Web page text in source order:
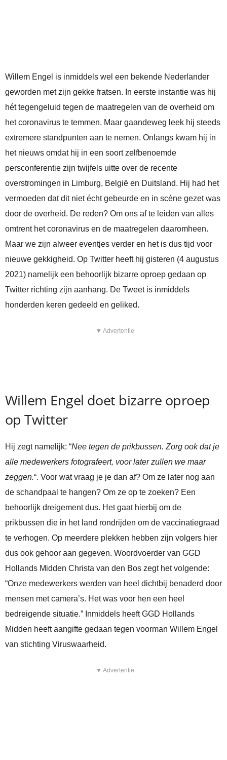
Willem Engel is inmiddels wel een bekende Nederlander
geworden met zijn gekke fratsen. In eerste instantie was hij
hét tegengeluid tegen de maatregelen van de overheid om
het coronavirus te temmen. Maar gaandeweg leek hij steeds
extremere standpunten aan te nemen. Onlangs kwam hij in
het nieuws omdat hij in een soort zelfbenoemde
persconferentie zijn twijfels uitte over de recente
overstromingen in Limburg, België en Duitsland. Hij had het
vermoeden dat dit niet écht gebeurde en in scène gezet was
door de overheid. De reden? Om ons af te leiden van alles
omtrent het coronavirus en de maatregelen daaromheen.
Maar we zijn alweer eventjes verder en het is dus tijd voor
nieuwe gekkigheid. Op Twitter heeft hij gisteren (4 augustus
2021) namelijk een behoorlijk bizarre oproep gedaan op
Twitter richting zijn aanhang. De Tweet is inmiddels
honderden keren gedeeld en geliked.
▼ Advertentie
Willem Engel doet bizarre oproep
op Twitter
Hij zegt namelijk: “Nee tegen de prikbussen. Zorg ook dat je
alle medewerkers fotografeert, voor later zullen we maar
zeggen.“. Voor wat vraag je je dan af? Om ze later nog aan
de schandpaal te hangen? Om ze op te zoeken? Een
behoorlijk dreigement dus. Het gaat hierbij om de
prikbussen die in het land rondrijden om de vaccinatiegraad
te verhogen. Op meerdere plekken hebben zijn volgers hier
dus ook gehoor aan gegeven. Woordvoerder van GGD
Hollands Midden Christa van den Bos zegt het volgende:
“Onze medewerkers werden van heel dichtbij benaderd door
mensen met camera’s. Het was voor hen een heel
bedreigende situatie.” Inmiddels heeft GGD Hollands
Midden heeft aangifte gedaan tegen voorman Willem Engel
van stichting Viruswaarheid.
▼ Advertentie